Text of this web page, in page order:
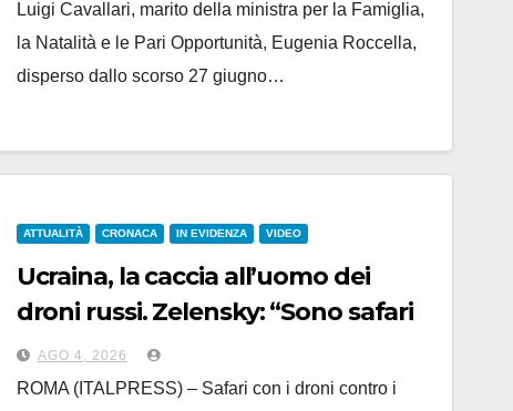
Luigi Cavallari, marito della ministra per la Famiglia,
la Natalità e le Pari Opportunità, Eugenia Roccella,
disperso dallo scorso 27 giugno…
ATTUALITÀ CRONACA IN EVIDENZA VIDEO
Ucraina, la caccia all’uomo dei
droni russi. Zelensky: “Sono safari
contro i civili”
AGO 4, 2026
ROMA (ITALPRESS) – Safari con i droni contro i